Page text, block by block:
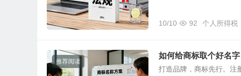
10/10 92 个人所得税
推荐阅读
如何给商标取个好名字
打造品牌，商标先行。注